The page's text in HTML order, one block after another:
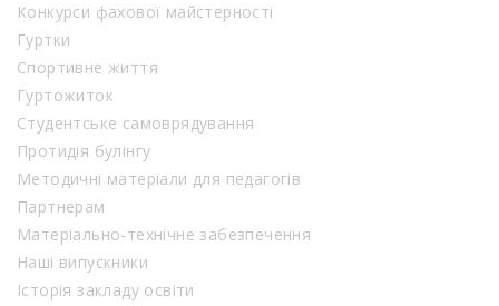
Конкурси фахової майстерності
Гуртки
Спортивне життя
Гуртожиток
Студентське самоврядування
Протидія булінгу
Методичні матеріали для педагогів
Партнерам
Матеріально-технічне забезпечення
Наші випускники
Історія закладу освіти